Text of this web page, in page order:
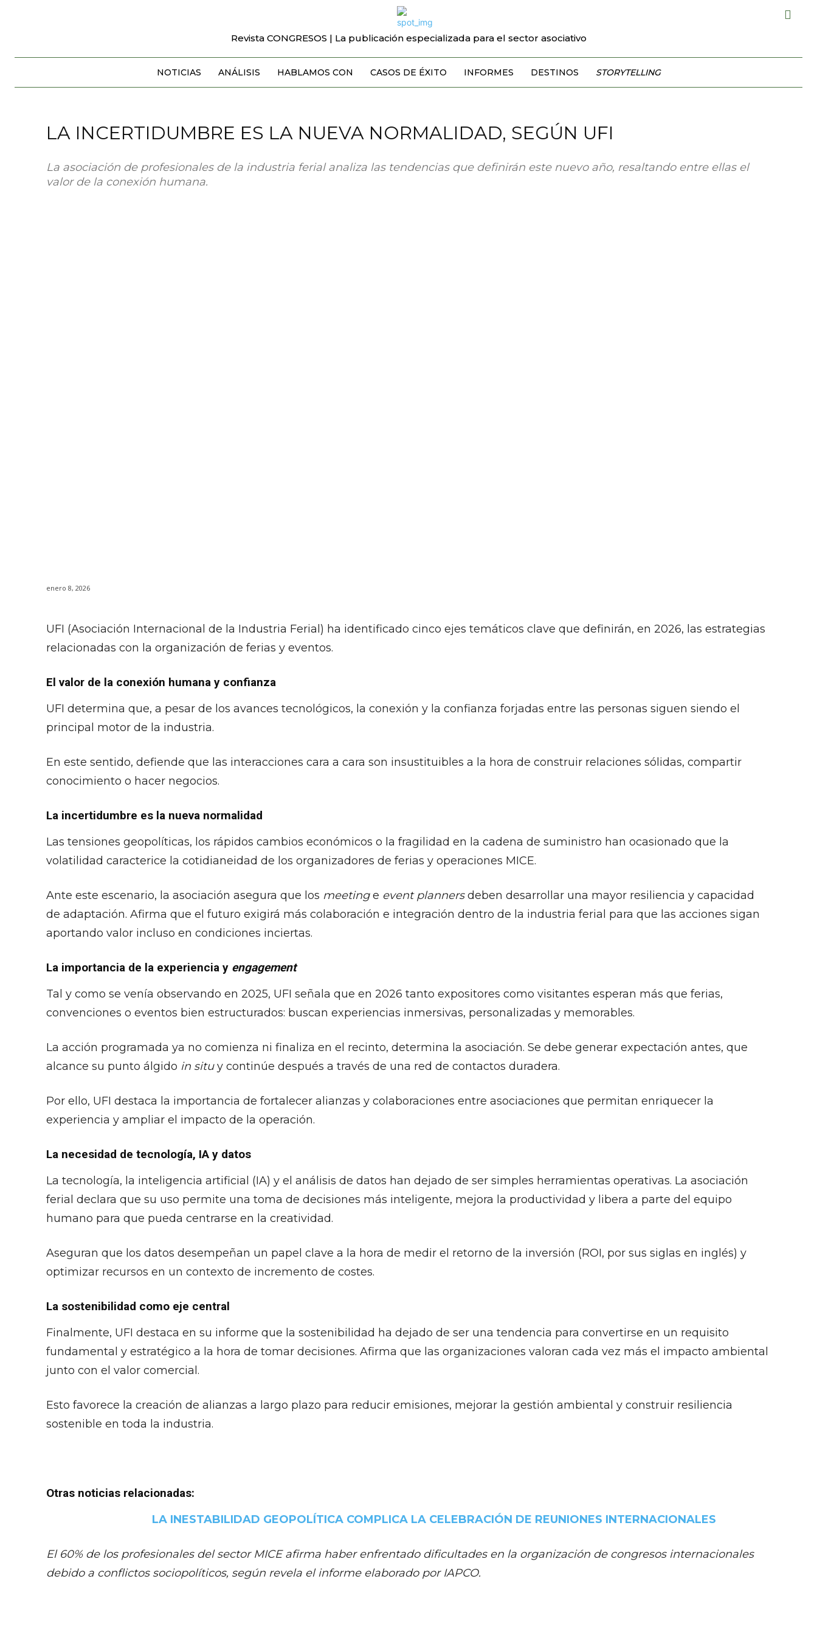
Revista CONGRESOS | La publicación especializada para el sector asociativo
NOTICIAS ANÁLISIS HABLAMOS CON CASOS DE ÉXITO INFORMES DESTINOS STORYTELLING
LA INCERTIDUMBRE ES LA NUEVA NORMALIDAD, SEGÚN UFI
La asociación de profesionales de la industria ferial analiza las tendencias que definirán este nuevo año, resaltando entre ellas el
valor de la conexión humana.
enero 8, 2026
UFI (Asociación Internacional de la Industria Ferial) ha identificado cinco ejes temáticos clave que definirán, en 2026, las estrategias
relacionadas con la organización de ferias y eventos.
El valor de la conexión humana y confianza
UFI determina que, a pesar de los avances tecnológicos, la conexión y la confianza forjadas entre las personas siguen siendo el
principal motor de la industria.
En este sentido, defiende que las interacciones cara a cara son insustituibles a la hora de construir relaciones sólidas, compartir
conocimiento o hacer negocios.
La incertidumbre es la nueva normalidad
Las tensiones geopolíticas, los rápidos cambios económicos o la fragilidad en la cadena de suministro han ocasionado que la
volatilidad caracterice la cotidianeidad de los organizadores de ferias y operaciones MICE.
Ante este escenario, la asociación asegura que los meetinge event plannersdeben desarrollar una mayor resiliencia y capacidad
de adaptación. Afirma que el futuro exigirá más colaboración e integración dentro de la industria ferial para que las acciones sigan
aportando valor incluso en condiciones inciertas.
La importancia de la experiencia y engagement
Tal y como se venía observando en 2025, UFI señala que en 2026 tanto expositores como visitantes esperan más que ferias,
convenciones o eventos bien estructurados: buscan experiencias inmersivas, personalizadas y memorables.
La acción programada ya no comienza ni finaliza en el recinto, determina la asociación. Se debe generar expectación antes, que
alcance su punto álgido in situy continúe después a través de una red de contactos duradera.
Por ello, UFI destaca la importancia de fortalecer alianzas y colaboraciones entre asociaciones que permitan enriquecer la
experiencia y ampliar el impacto de la operación.
La necesidad de tecnología, IA y datos
La tecnología, la inteligencia artificial (IA) y el análisis de datos han dejado de ser simples herramientas operativas. La asociación
ferial declara que su uso permite una toma de decisiones más inteligente, mejora la productividad y libera a parte del equipo
humano para que pueda centrarse en la creatividad.
Aseguran que los datos desempeñan un papel clave a la hora de medir el retorno de la inversión (ROI, por sus siglas en inglés) y
optimizar recursos en un contexto de incremento de costes.
La sostenibilidad como eje central
Finalmente, UFI destaca en su informe que la sostenibilidad ha dejado de ser una tendencia para convertirse en un requisito
fundamental y estratégico a la hora de tomar decisiones. Afirma que las organizaciones valoran cada vez más el impacto ambiental
junto con el valor comercial.
Esto favorece la creación de alianzas a largo plazo para reducir emisiones, mejorar la gestión ambiental y construir resiliencia
sostenible en toda la industria.
Otras noticias relacionadas:
LA INESTABILIDAD GEOPOLÍTICA COMPLICA LA CELEBRACIÓN DE REUNIONES INTERNACIONALES
El 60% de los profesionales del sector MICE afirma haber enfrentado dificultades en la organización de congresos internacionales
debido a conflictos sociopolíticos, según revela el informe elaborado por IAPCO.